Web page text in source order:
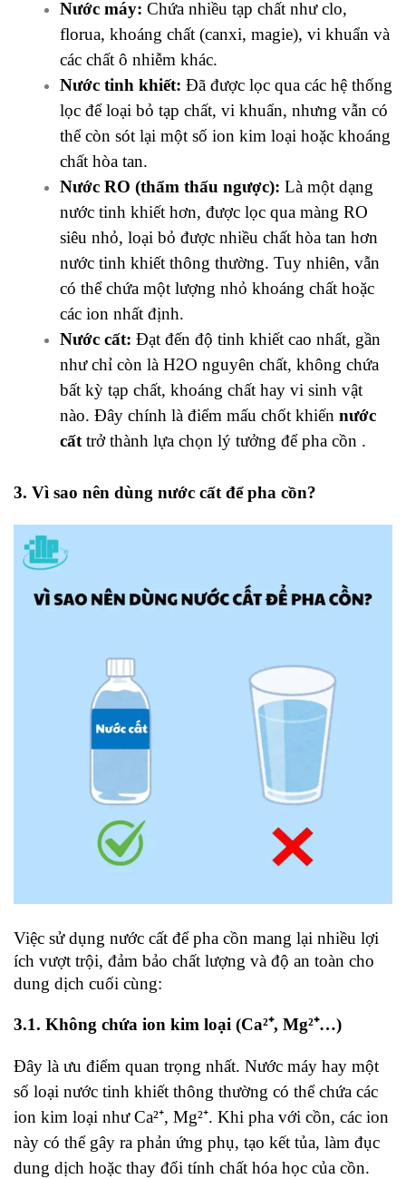
Nước máy: Chứa nhiều tạp chất như clo,
florua, khoáng chất (canxi, magie), vi khuẩn và
các chất ô nhiễm khác.
Nước tinh khiết: Đã được lọc qua các hệ thống
lọc để loại bỏ tạp chất, vi khuẩn, nhưng vẫn có
thể còn sót lại một số ion kim loại hoặc khoáng
chất hòa tan.
Nước RO (thẩm thấu ngược): Là một dạng
nước tinh khiết hơn, được lọc qua màng RO
siêu nhỏ, loại bỏ được nhiều chất hòa tan hơn
nước tinh khiết thông thường. Tuy nhiên, vẫn
có thể chứa một lượng nhỏ khoáng chất hoặc
các ion nhất định.
Nước cất: Đạt đến độ tinh khiết cao nhất, gần
như chỉ còn là H2​O nguyên chất, không chứa
bất kỳ tạp chất, khoáng chất hay vi sinh vật
nào. Đây chính là điểm mấu chốt khiến nước
cất trở thành lựa chọn lý tưởng để pha cồn .
3. Vì sao nên dùng nước cất để pha cồn?
Việc sử dụng nước cất để pha cồn mang lại nhiều lợi
ích vượt trội, đảm bảo chất lượng và độ an toàn cho
dung dịch cuối cùng:
3.1. Không chứa ion kim loại (Ca²⁺, Mg²⁺…)
Đây là ưu điểm quan trọng nhất. Nước máy hay một
số loại nước tinh khiết thông thường có thể chứa các
ion kim loại nhưCa²⁺, Mg²⁺. Khi pha với cồn, các ion
này có thể gây ra phản ứng phụ, tạo kết tủa, làm đục
dung dịch hoặc thay đổi tính chất hóa học của cồn.